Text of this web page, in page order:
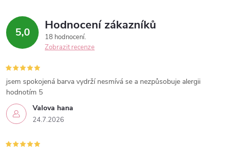
p
i
s
u
5,0 Hodnocení zákazníků
18 hodnocení
Zobrazit recenze
Valova hana
24.7.2026
jsem spokojená barva vydrží nesmívá se a nezpůsobuje alergii
hodnotím 5